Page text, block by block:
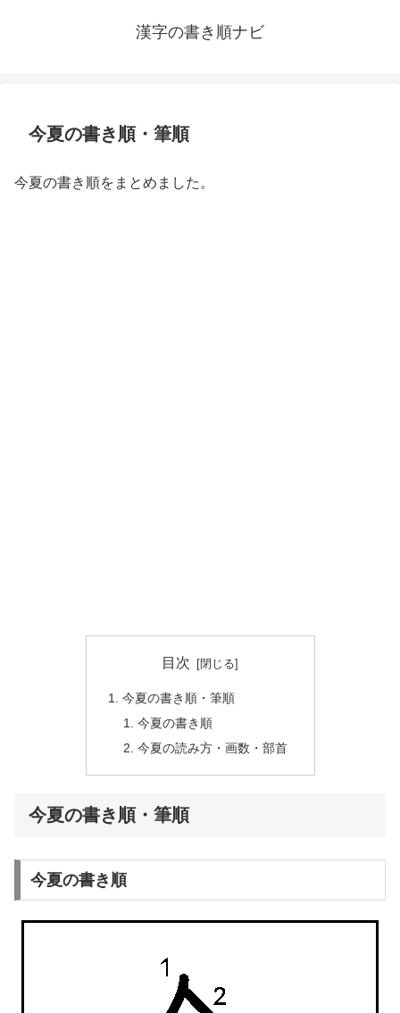
漢字の書き順ナビ
今夏の書き順・筆順
今夏の書き順をまとめました。
目次
今夏の書き順・筆順
今夏の書き順
今夏の読み方・画数・部首
今夏の書き順・筆順
今夏の書き順